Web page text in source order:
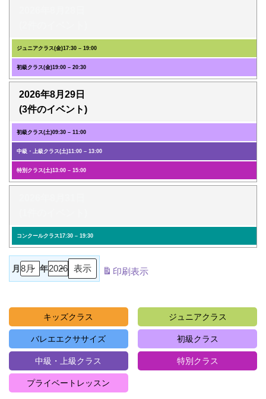
ジュニアクラス(金)17:30 – 19:00
初級クラス(金)19:00 – 20:30
2026年8月29日
(3件のイベント)
初級クラス(土)09:30 – 11:00
中級・上級クラス(土)11:00 – 13:00
特別クラス(土)13:00 – 15:00
コンクールクラス17:30 – 19:30
月 年 印刷表示
キッズクラス ジュニアクラス
バレエエクササイズ 初級クラス
中級・上級クラス 特別クラス
プライベートレッスン